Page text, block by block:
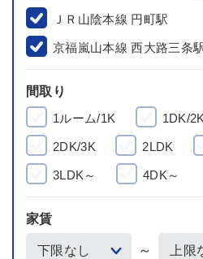
ＪＲ山陰本線 円町駅
京福嵐山本線 西大路三条
間取り
1ルーム/1K
1DK/2K
2DK/3K 2LDK
3LDK～ 4DK～
家賃
～